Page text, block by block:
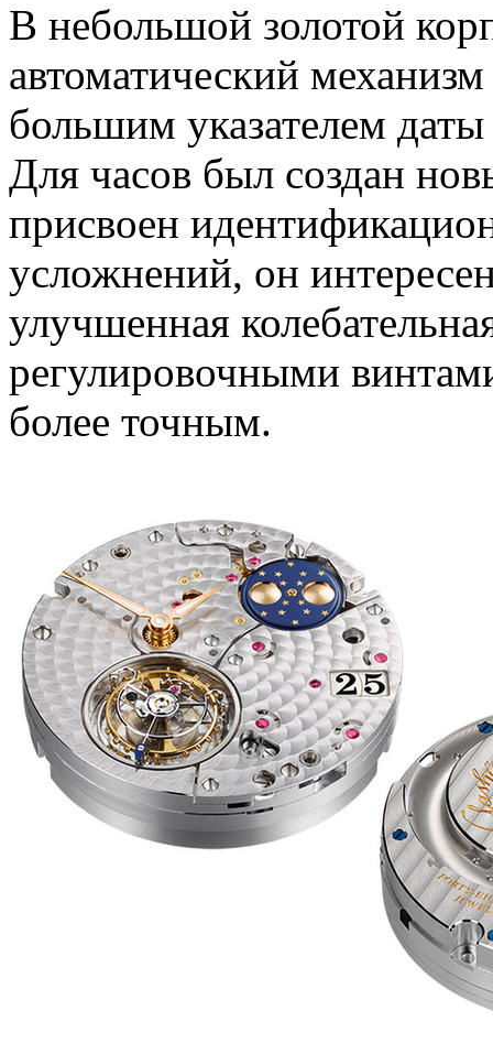
В небольшой золотой
автоматический
большим указателем
Для часов был создан
присвоен
усложнений, он
улучшенная
регулировочными
более точным.